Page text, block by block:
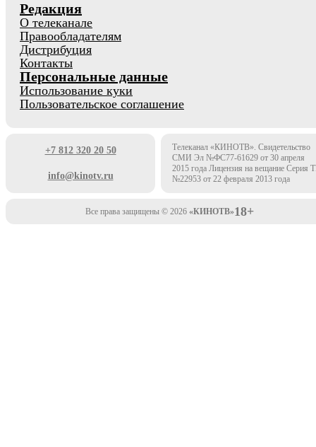
Редакция
О телеканале
Правообладателям
Дистрибуция
Контакты
Персональные данные
Использование куки
Пользовательское соглашение
+7 812 320 20 50
info@kinotv.ru
Телеканал «КИНОТВ». Свидетельство
СМИ Эл №ФС77-61629 от 30 апреля
2015 года Лицензия на вещание Серия
№22953 от 22 февраля 2013 года
Все права защищены © 2026 «КИНОТВ»18+